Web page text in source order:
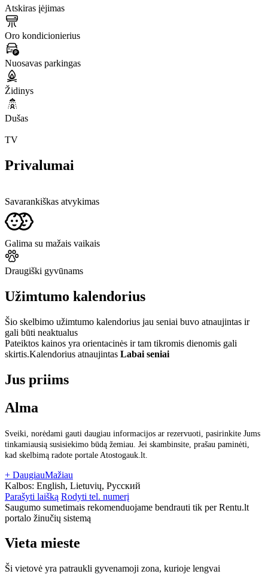
Atskiras įėjimas
Oro kondicionierius
Nuosavas parkingas
Židinys
Dušas
TV
Privalumai
Savarankiškas atvykimas
Galima su mažais vaikais
Draugiški gyvūnams
Užimtumo kalendorius
Šio skelbimo užimtumo kalendorius jau seniai buvo atnaujintas ir
gali būti neaktualus
Pateiktos kainos yra orientacinės ir tam tikromis dienomis gali
skirtis.Kalendorius atnaujintas Labai seniai
Jus priims
Alma
Sveiki, norėdami gauti daugiau informacijos ar rezervuoti, pasirinkite Jums
tinkamiausią susisiekimo būdą žemiau. Jei skambinsite, prašau paminėti,
kad skelbimą radote portale Atostogauk.lt.
+ DaugiauMažiau
Kalbos: English, Lietuvių, Русский
Parašyti laišką Rodyti tel. numerį
Saugumo sumetimais rekomenduojame bendrauti tik per Rentu.lt
portalo žinučių sistemą
Vieta mieste
Ši vietovė yra patraukli gyvenamoji zona, kurioje lengvai